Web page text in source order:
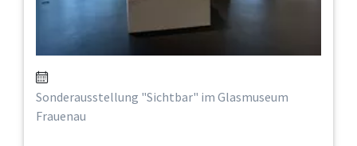
Sonderausstellung "Sichtbar" im Glasmuseum
Frauenau